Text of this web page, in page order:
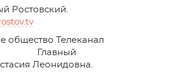
Ростовский.
общество Телеканал
Главный
Леонидовна.